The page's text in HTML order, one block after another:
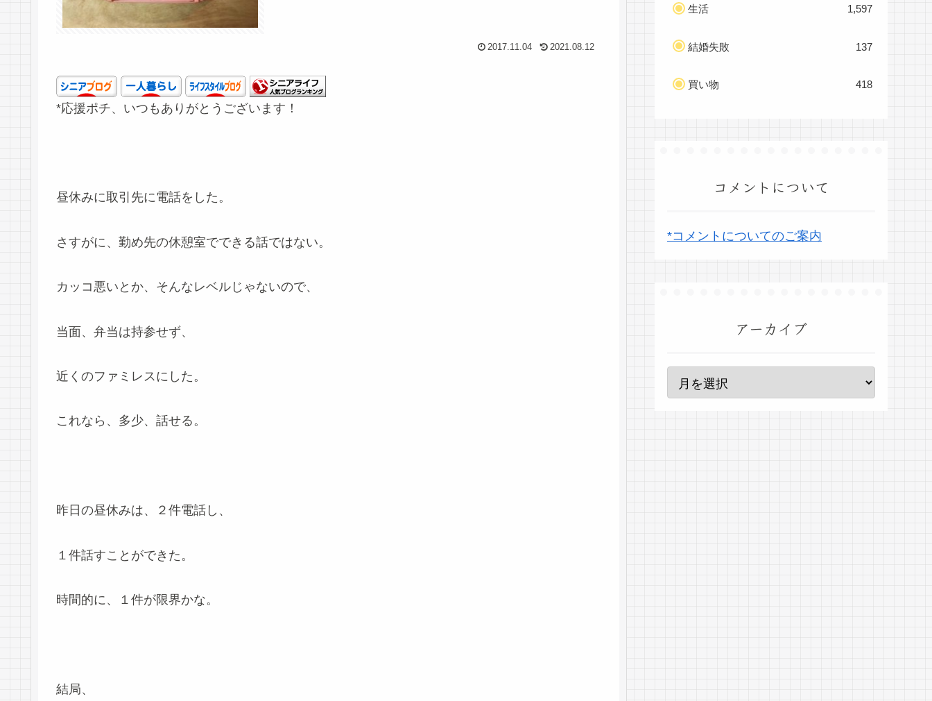
2017.11.04 2021.08.12
*応援ポチ、いつもありがとうございます！
昼休みに取引先に電話をした。
さすがに、勤め先の休憩室でできる話ではない。
カッコ悪いとか、そんなレベルじゃないので、
当面、弁当は持参せず、
近くのファミレスにした。
これなら、多少、話せる。
昨日の昼休みは、２件電話し、
１件話すことができた。
時間的に、１件が限界かな。
結局、
生活 1,597
結婚失敗 137
買い物 418
コメントについて
*コメントについてのご案内
アーカイブ